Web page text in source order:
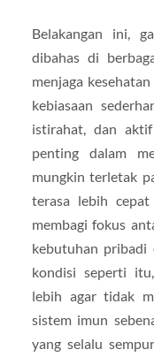
Belakangan ini,
dibahas di
menjaga
kebiasaan
istirahat, dan
penting dalam
mungkin terletak
terasa lebih
membagi fokus
kebutuhan pribadi
kondisi seperti
lebih agar tidak
sistem imun
yang selalu